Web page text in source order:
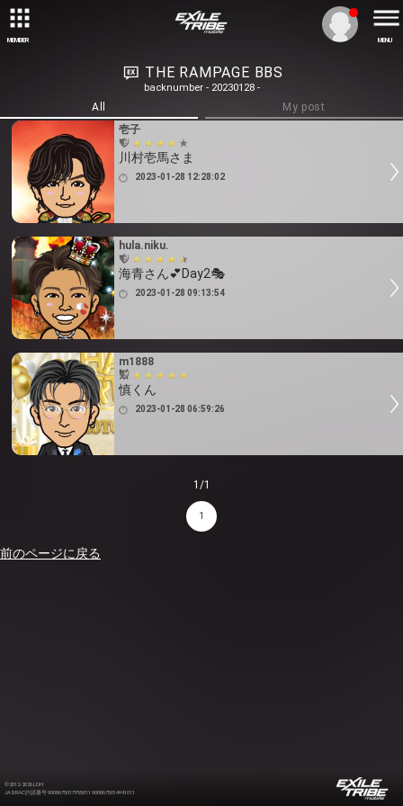
MEMBER MENU
THE RAMPAGE BBS
backnumber - 20230128 -
All
My post
壱子
川村壱馬さま
2023-01-28 12:28:02
hula.niku.
海青さん💕Day2🎭
2023-01-28 09:13:54
m1888
慎くん
2023-01-28 06:59:26
1/1
1
前のページに戻る
©2012-2026 LDH
JASRAC許諾番号 9008675017Y55011 9008675014Y41011